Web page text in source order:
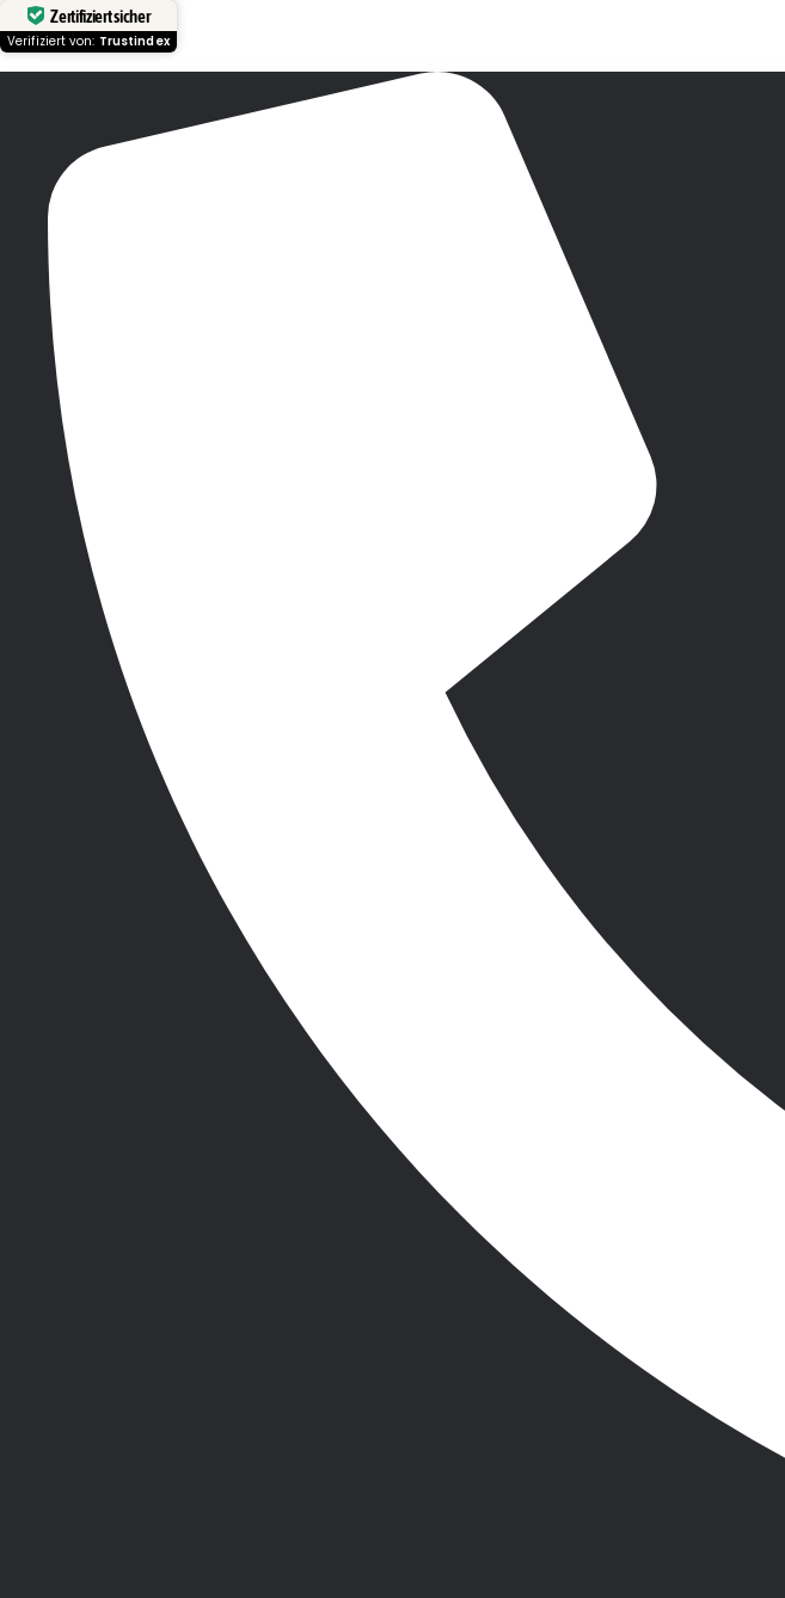
Zertifiziert sicher
Verifiziert von: Trustindex